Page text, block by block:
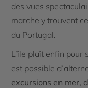
des vues
marche y trouvent
du Portugal.
L’île plaît enfin pour
est possible
excursions en mer,